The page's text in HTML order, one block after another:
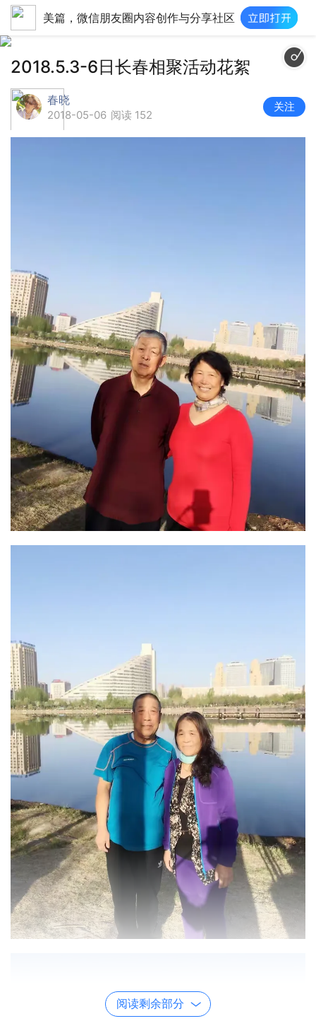
美篇，微信朋友圈内容创作与分享社区
2018.5.3-6日长春相聚活动花絮
春晓
2018-05-06 阅读 152
关注
阅读剩余部分